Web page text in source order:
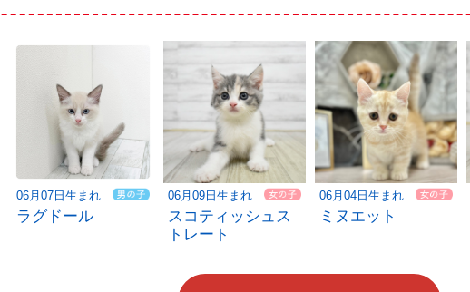
06月07日生まれ
ラグドール
06月09日生まれ
スコティッシュス
トレート
06月04日生まれ
ミヌエット